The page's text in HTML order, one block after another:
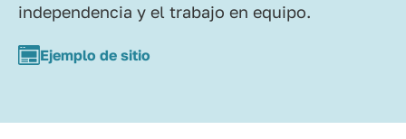
independencia y el trabajo en equipo.
Ejemplo de sitio